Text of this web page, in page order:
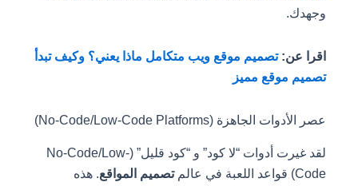
وجهدك.
اقرا عن:تصميم موقع ويب متكامل ماذا يعني؟ وكيف تبدأ
تصميم موقع مميز
عصر الأدوات الجاهزة (No-Code/Low-Code Platforms)
لقد غيرت أدوات “لا كود” و “كود قليل” (No-Code/Low-
Code) قواعد اللعبة في عالم
تصميم المواقع . هذه